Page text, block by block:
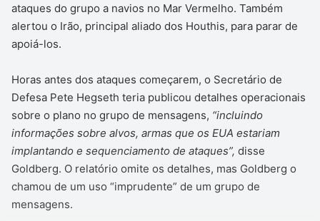
ataques do grupo a navios no Mar Vermelho. Também
alertou o Irão, principal aliado dos Houthis, para parar de
apoiá-los.
Horas antes dos ataques começarem, o Secretário de
Defesa Pete Hegseth teria publicou detalhes operacionais
sobre o plano no grupo de mensagens, “incluindo
informações sobre alvos, armas que os EUA estariam
implantando e sequenciamento de ataques”, disse
Goldberg. O relatório omite os detalhes, mas Goldberg o
chamou de um uso “imprudente” de um grupo de
mensagens.